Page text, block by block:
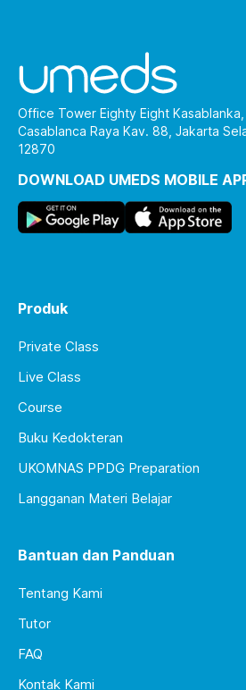
Office Tower Eighty Eight Kasablanka,
Casablanca Raya Kav. 88, Jakarta
12870
DOWNLOAD UMEDS MOBILE
Produk
Private Class
Live Class
Course
Buku Kedokteran
UKOMNAS PPDG Preparation
Langganan Materi Belajar
Bantuan dan Panduan
Tentang Kami
Tutor
FAQ
Kontak Kami